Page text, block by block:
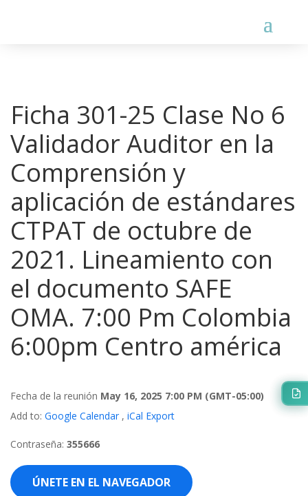
Ficha 301-25 Clase No 6
Validador Auditor en la
Comprensión y
aplicación de estándares
CTPAT de octubre de
2021. Lineamiento con
el documento SAFE
OMA. 7:00 Pm Colombia
6:00pm Centro américa
Fecha de la reunión May 16, 2025 7:00 PM (GMT-05:00)
Add to: Google Calendar , iCal Export
Contraseña: 355666
ÚNETE EN EL NAVEGADOR